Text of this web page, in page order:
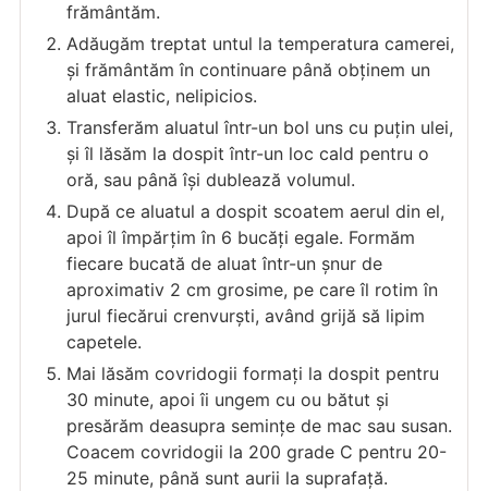
frământăm.
Adăugăm treptat untul la temperatura camerei,
și frământăm în continuare până obținem un
aluat elastic, nelipicios.
Transferăm aluatul într-un bol uns cu puțin ulei,
și îl lăsăm la dospit într-un loc cald pentru o
oră, sau până își dublează volumul.
După ce aluatul a dospit scoatem aerul din el,
apoi îl împărțim în 6 bucăți egale. Formăm
fiecare bucată de aluat într-un șnur de
aproximativ 2 cm grosime, pe care îl rotim în
jurul fiecărui crenvurști, având grijă să lipim
capetele.
Mai lăsăm covridogii formați la dospit pentru
30 minute, apoi îi ungem cu ou bătut și
presărăm deasupra semințe de mac sau susan.
Coacem covridogii la 200 grade C pentru 20-
25 minute, până sunt aurii la suprafață.